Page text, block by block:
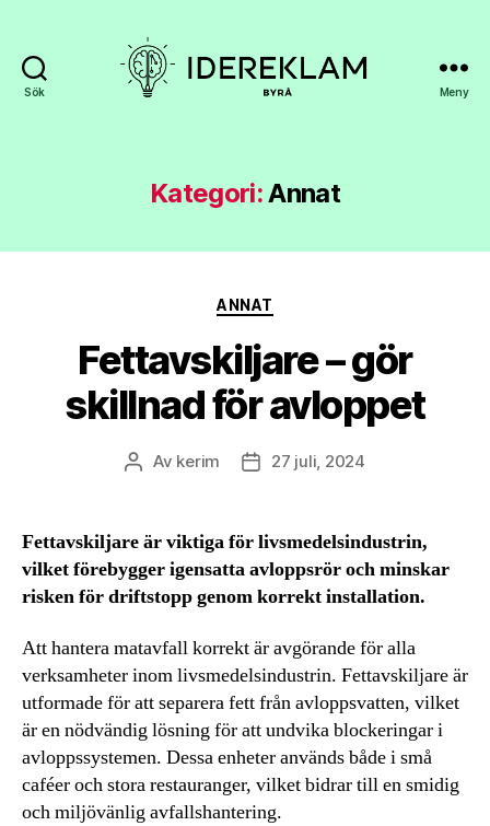
Sök Meny
Kategori:Annat
Kategorier
ANNAT
Fettavskiljare – gör
skillnad för avloppet
Inläggsförfattare
Av kerim Inläggsdatum
27 juli, 2024
Fettavskiljare är viktiga för livsmedelsindustrin,
vilket förebygger igensatta avloppsrör och minskar
risken för driftstopp genom korrekt installation.
Att hantera matavfall korrekt är avgörande för alla
verksamheter inom livsmedelsindustrin. Fettavskiljare är
utformade för att separera fett från avloppsvatten, vilket
är en nödvändig lösning för att undvika blockeringar i
avloppssystemen. Dessa enheter används både i små
caféer och stora restauranger, vilket bidrar till en smidig
och miljövänlig avfallshantering.